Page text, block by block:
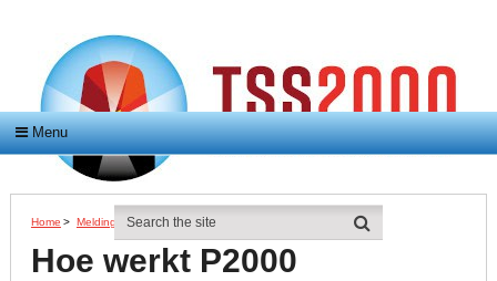
Menu
Home > Meldingen > Hoe Werkt P2000 In Meedhuizen?
Hoe werkt P2000